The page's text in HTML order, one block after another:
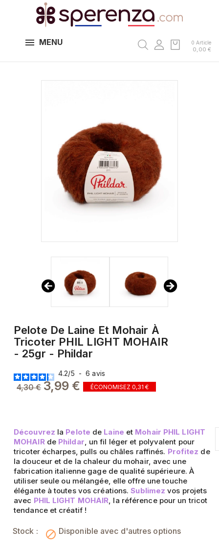
MENU 0 Article
0,00 €
Pelote De Laine Et Mohair À
Tricoter PHIL LIGHT MOHAIR
- 25gr - Phildar
4.2/5 - 6avis
4,30 € 3,99 € ÉCONOMISEZ 0,31 €
Découvrez la Pelote de Laine et Mohair PHIL LIGHT
MOHAIRde Phildar , un fil léger et polyvalent pour
tricoter écharpes, pulls ou châles raffinés. Profitez de
la douceur et de la chaleur du mohair, avec une
fabrication italienne gage de qualité supérieure. À
utiliser seule ou mélangée, elle offre une touche
élégante à toutes vos créations.Sublimez vos projets
avec PHIL LIGHT MOHAIR , la référence pour un tricot
tendance et créatif !
Stock :  Disponible avec d'autres options